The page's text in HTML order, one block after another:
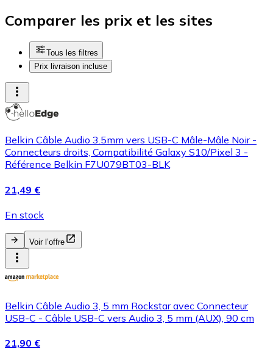
Comparer les prix et les sites
Tous les filtres
Prix livraison incluse
Belkin Câble Audio 3.5mm vers USB-C Mâle-Mâle Noir -
Connecteurs droits, Compatibilité Galaxy S10/Pixel 3 -
Référence Belkin F7U079BT03-BLK
21,49 €
En stock
Voir l’offre
Belkin Câble Audio 3, 5 mm Rockstar avec Connecteur
USB-C - Câble USB-C vers Audio 3, 5 mm (AUX), 90 cm
21,90 €